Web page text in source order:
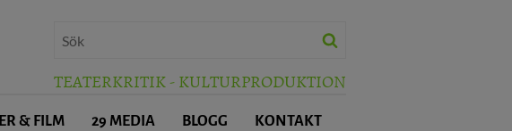
TEATERKRITIK - KULTURPRODUKTION
& FILM 29 MEDIA BLOGG KONTAKT